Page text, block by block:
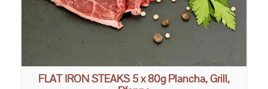
FLAT IRON STEAKS 5 x 80g Plancha, Grill,